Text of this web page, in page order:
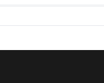
Công ty Cổ phần...